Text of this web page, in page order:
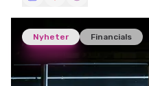
Nyheter Financials